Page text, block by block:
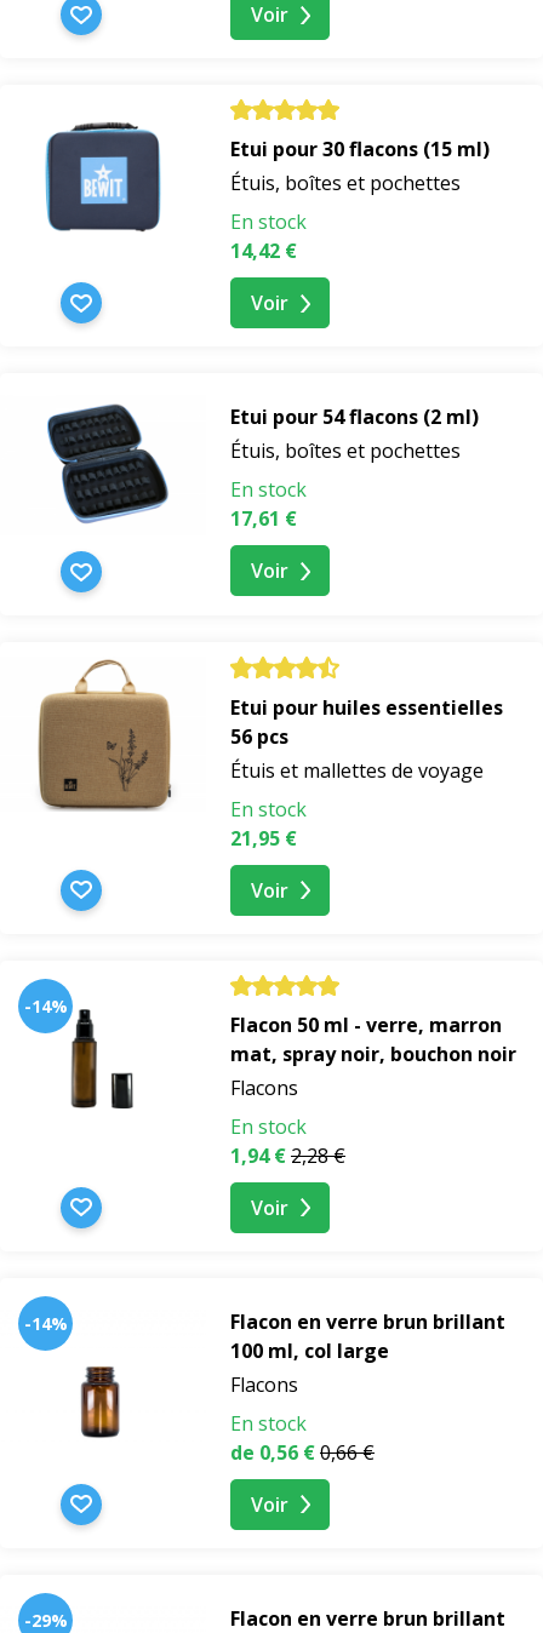
Voir
Etui pour 30 flacons (15 ml)
Étuis, boîtes et pochettes
En stock
14,42 €
Voir
Etui pour 54 flacons (2 ml)
Étuis, boîtes et pochettes
En stock
17,61 €
Voir
Etui pour huiles essentielles
56 pcs
Étuis et mallettes de voyage
En stock
21,95 €
Voir
-14%
Flacon 50 ml - verre, marron
mat, spray noir, bouchon noir
Flacons
En stock
1,94 €2,28 €
Voir
-14%
Flacon en verre brun brillant
100 ml, col large
Flacons
En stock
de 0,56 €0,66 €
Voir
-29% Flacon en verre brun brillant